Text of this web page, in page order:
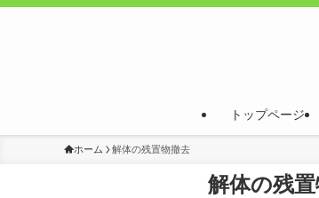
トップページ
ホーム 解体の残置物撤去
解体の残